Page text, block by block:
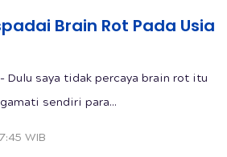
Brain Rot Pada Usia
- Dulu saya tidak percaya brain rot itu
sendiri para...
WIB